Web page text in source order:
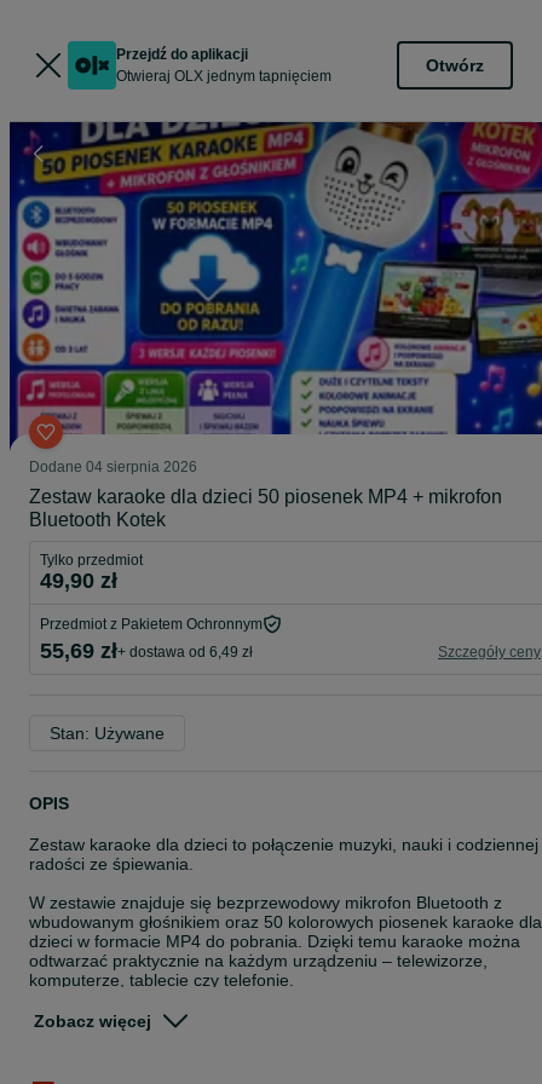
Przejdź do aplikacji
Otwieraj OLX jednym tapnięciem
Otwórz
Dodane 04 sierpnia 2026
Zestaw karaoke dla dzieci 50 piosenek MP4 + mikrofon
Bluetooth Kotek
Tylko przedmiot
49,90 zł
Przedmiot z Pakietem Ochronnym
55,69 zł+ dostawa od 6,49 zł Szczegóły ceny
Stan: Używane
OPIS
Zestaw karaoke dla dzieci to połączenie muzyki, nauki i codziennej
radości ze śpiewania.
W zestawie znajduje się bezprzewodowy mikrofon Bluetooth z
wbudowanym głośnikiem oraz 50 kolorowych piosenek karaoke dla
dzieci w formacie MP4 do pobrania. Dzięki temu karaoke można
odtwarzać praktycznie na każdym urządzeniu – telewizorze,
komputerze, tablecie czy telefonie.
Mikrofon w kształcie kotka od razu przyciąga uwagę dzieci. Jest
Zobacz więcej